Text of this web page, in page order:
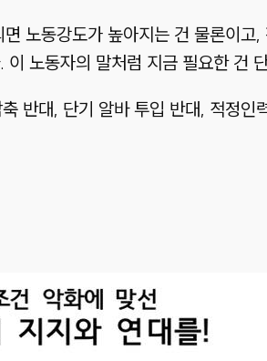
노동강도가 높아지는 건 물론이
노동자의 말처럼 지금 필요한 건
반대, 단기 알바 투입 반대, 적정